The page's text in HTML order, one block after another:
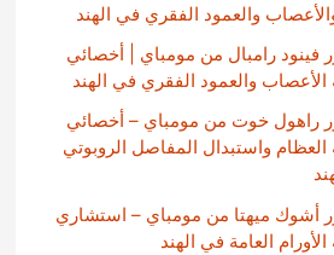
والعمود الفقري في الهند
فينود رامبال من مومباي | أخصائي
الأعصاب والعمود الفقري في الهند
راهول خوت من مومباي – أخصائي
واستبدال المفاصل الروبوتي
أشوك ميهتا من مومباي – استشاري
العامة في الهند